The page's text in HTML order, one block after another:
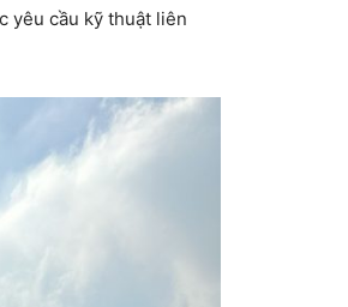
yêu cầu kỹ thuật liên